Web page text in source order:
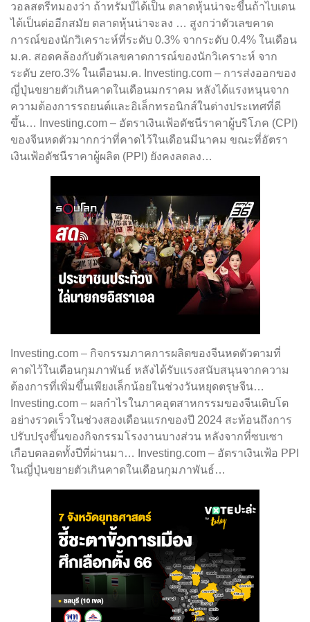
วอลสตรีทมองว่า ถ้าทรัมป์ได้เป็น ตลาดหุ้นน่าจะขึ้นถ้าไบเดน
ได้เป็นต่ออีกสมัย ตลาดหุ้นน่าจะลง … สูงกว่าตัวเลขคาด
การณ์ของนักวิเคราะห์ที่ระดับ 0.3% จากระดับ 0.4% ในเดือน
ม.ค. สอดคล้องกับตัวเลขคาดการณ์ของนักวิเคราะห์ จาก
ระดับ zero.3% ในเดือนม.ค. Investing.com – การส่งออกของ
ญี่ปุ่นขยายตัวเกินคาดในเดือนมกราคม หลังได้แรงหนุนจาก
ความต้องการรถยนต์และอิเล็กทรอนิกส์ในต่างประเทศที่ดี
ขึ้น… Investing.com – อัตราเงินเฟ้อดัชนีราคาผู้บริโภค (CPI)
ของจีนหดตัวมากกว่าที่คาดไว้ในเดือนมีนาคม ขณะที่อัตรา
เงินเฟ้อดัชนีราคาผู้ผลิต (PPI) ยังคงลดลง…
Investing.com – กิจกรรมภาคการผลิตของจีนหดตัวตามที่
คาดไว้ในเดือนกุมภาพันธ์ หลังได้รับแรงสนับสนุนจากความ
ต้องการที่เพิ่มขึ้นเพียงเล็กน้อยในช่วงวันหยุดตรุษจีน…
Investing.com – ผลกำไรในภาคอุตสาหกรรมของจีนเติบโต
อย่างรวดเร็วในช่วงสองเดือนแรกของปี 2024 สะท้อนถึงการ
ปรับปรุงขึ้นของกิจกรรมโรงงานบางส่วน หลังจากที่ซบเซา
เกือบตลอดทั้งปีที่ผ่านมา… Investing.com – อัตราเงินเฟ้อ PPI
ในญี่ปุ่นขยายตัวเกินคาดในเดือนกุมภาพันธ์…